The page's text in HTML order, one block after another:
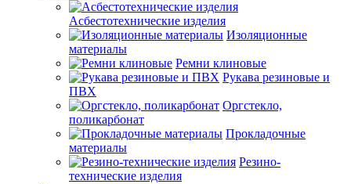
Асбестотехнические изделия
Изоляционные
материалы
Ремни клиновые
Рукава резиновые и
ПВХ
Оргстекло,
поликарбонат
Прокладочные
материалы
Резино-
технические изделия